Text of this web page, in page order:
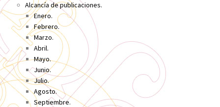
Alcancía de publicaciones.
Enero.
Febrero.
Marzo.
Abril.
Mayo.
Junio.
Julio.
Agosto.
Septiembre.